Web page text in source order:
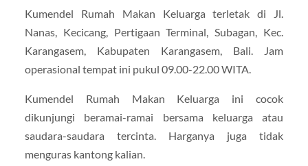
Kumendel Rumah Makan Keluarga terletak di Jl.
Nanas, Kecicang, Pertigaan Terminal, Subagan, Kec.
Karangasem, Kabupaten Karangasem, Bali. Jam
operasional tempat ini pukul 09.00-22.00 WITA.
Kumendel Rumah Makan Keluarga ini cocok
dikunjungi beramai-ramai bersama keluarga atau
saudara-saudara tercinta. Harganya juga tidak
menguras kantong kalian.